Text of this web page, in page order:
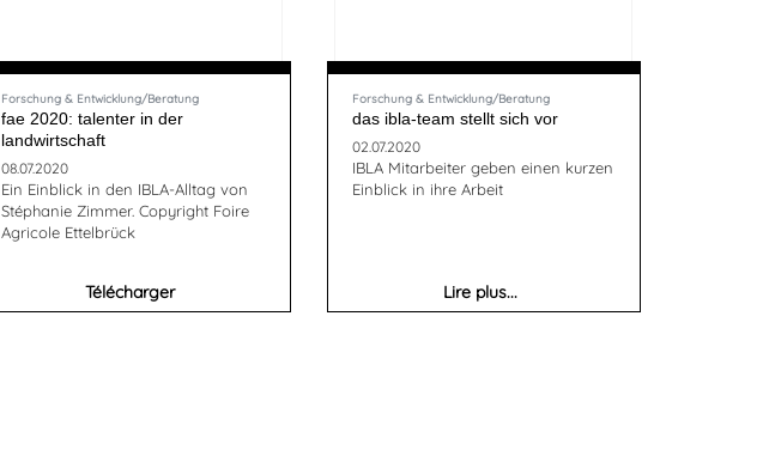
Forschung & Entwicklung/Beratung
fae 2020: talenter in der
landwirtschaft
08.07.2020
Ein Einblick in den IBLA-Alltag von
Stéphanie Zimmer. Copyright Foire
Agricole Ettelbrück
Télécharger
Forschung & Entwicklung/Beratung
das ibla-team stellt sich vor
02.07.2020
IBLA Mitarbeiter geben einen kurzen
Einblick in ihre Arbeit
Lire plus...